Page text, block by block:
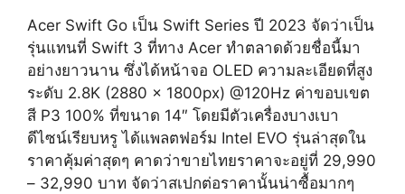
Acer Swift Go เป็น Swift Series ปี 2023 จัดว่าเป็น
รุ่นแทนที่ Swift 3 ที่ทาง Acer ทำตลาดด้วยชื่อนี้มา
อย่างยาวนาน ซึ่งได้หน้าจอ OLED ความละเอียดที่สูง
ระดับ 2.8K (2880 x 1800px) @120Hz ค่าขอบเขต
สี P3 100% ที่ขนาด 14″ โดยมีตัวเครื่องบางเบา
ดีไซน์เรียบหรู ได้แพลตฟอร์ม Intel EVO รุ่นล่าสุดใน
ราคาคุ้มค่าสุดๆ คาดว่าขายไทยราคาจะอยู่ที่ 29,990
– 32,990 บาท จัดว่าสเปกต่อราคานั้นน่าซื้อมากๆ